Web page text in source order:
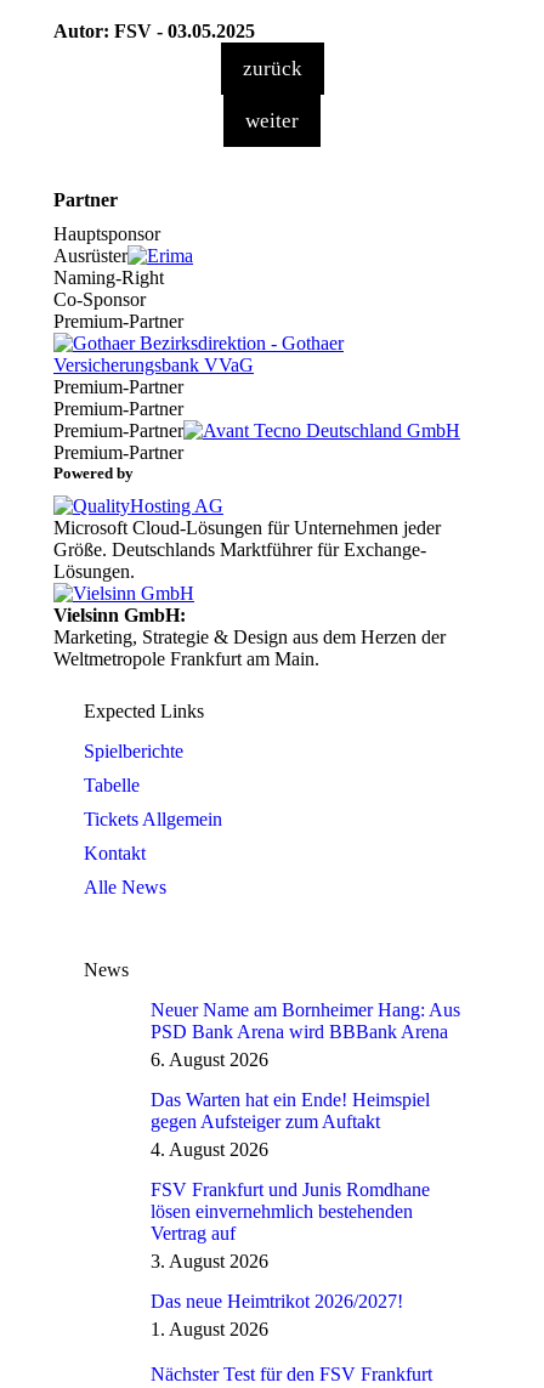
Autor: FSV - 03.05.2025
zurück
weiter
Partner
Hauptsponsor
Ausrüster
Naming-Right
Co-Sponsor
Premium-Partner
Premium-Partner
Premium-Partner
Premium-Partner
Premium-Partner
Powered by
Microsoft Cloud-Lösungen für Unternehmen jeder
Größe. Deutschlands Marktführer für Exchange-
Lösungen.
Vielsinn GmbH:
Marketing, Strategie & Design aus dem Herzen der
Weltmetropole Frankfurt am Main.
Expected Links
Spielberichte
Tabelle
Tickets Allgemein
Kontakt
Alle News
News
Neuer Name am Bornheimer Hang: Aus
PSD Bank Arena wird BBBank Arena
6. August 2026
Das Warten hat ein Ende! Heimspiel
gegen Aufsteiger zum Auftakt
4. August 2026
FSV Frankfurt und Junis Romdhane
lösen einvernehmlich bestehenden
Vertrag auf
3. August 2026
Das neue Heimtrikot 2026/2027!
1. August 2026
Nächster Test für den FSV Frankfurt